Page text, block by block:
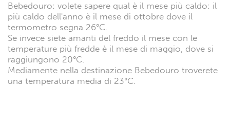
Bebedouro: volete sapere qual è il mese più caldo: il
più caldo dell'anno è il mese di ottobre dove il
termometro segna 26°C.
Se invece siete amanti del freddo il mese con le
temperature più fredde è il mese di maggio, dove si
raggiungono 20°C.
Mediamente nella destinazione Bebedouro troverete
una temperatura media di 23°C.